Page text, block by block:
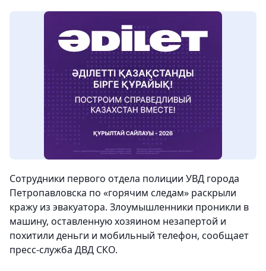
Сотрудники первого отдела полиции УВД города
Петропавловска по «горячим следам» раскрыли
кражу из эвакуатора. Злоумышленники проникли в
машину, оставленную хозяином незапертой и
похитили деньги и мобильный телефон, сообщает
пресс-служба ДВД СКО.